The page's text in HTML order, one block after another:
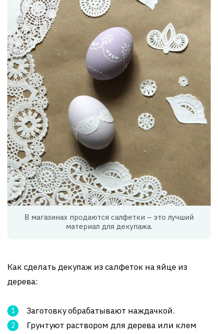
В магазинах продаются салфетки – это лучший
материал для декупажа.
Как сделать декупаж из салфеток на яйце из
дерева:
Заготовку обрабатывают наждачкой.
Грунтуют раствором для дерева или клем